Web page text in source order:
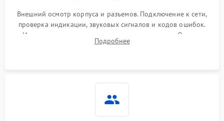
Внешний осмотр корпуса и разъемов. Подключение к сети,
проверка индикации, звуковых сигналов и кодов ошибок.
Измерение входного и выходного напряжения. Оценка
реакции ИБП на отключение основного питания без
Подробнее